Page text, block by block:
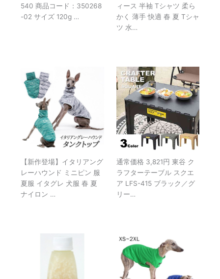
540 商品コード：350268
-02 サイズ 120g …
ィース 半袖 Tシャツ 柔ら
かく 薄手 快適 春 夏 Tシャ
ツ 水…
【新作登場】イタリアング
レーハウンド ミニピン 服
夏服 イタグレ 犬服 春 夏
ナイロン …
通常価格 3,821円 東谷 ク
ラフターテーブル スクエ
ア LFS-415 ブラック／グ
リー…